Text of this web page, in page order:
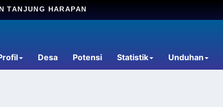
TANJUNG HARAPAN
Desa Potensi Statistik Unduhan